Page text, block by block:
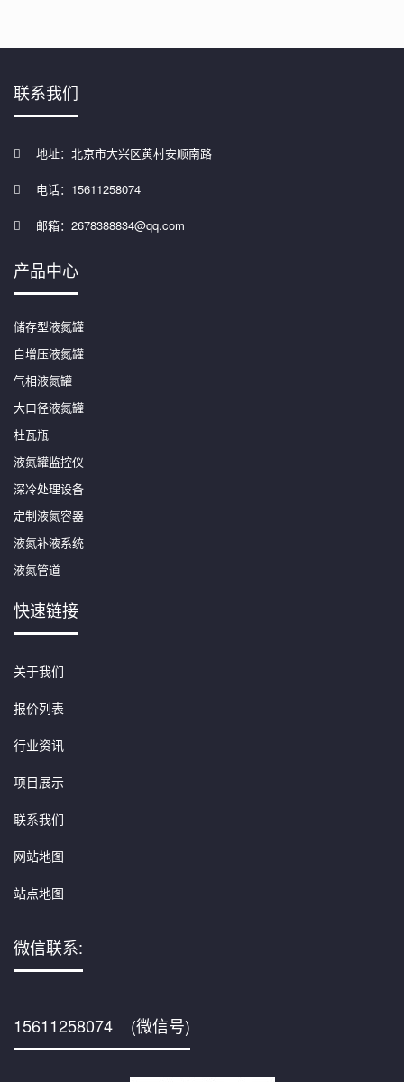
联系我们
地址：北京市大兴区黄村安顺南路
电话：15611258074
邮箱：2678388834@qq.com
产品中心
储存型液氮罐
自增压液氮罐
气相液氮罐
大口径液氮罐
杜瓦瓶
液氮罐监控仪
深冷处理设备
定制液氮容器
液氮补液系统
液氮管道
快速链接
关于我们
报价列表
行业资讯
项目展示
联系我们
网站地图
站点地图
微信联系:
15611258074 (微信号)